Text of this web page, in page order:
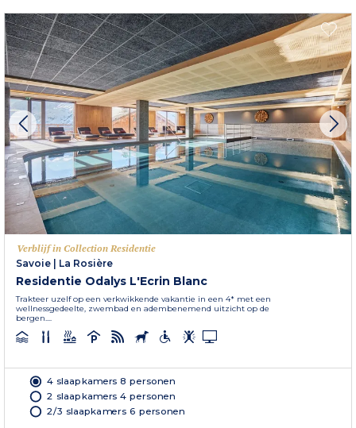
Verblijf in Collection Residentie
Savoie
La Rosière
Residentie Odalys L'Ecrin Blanc
Trakteer uzelf op een verkwikkende vakantie in een 4* met een
wellnessgedeelte, zwembad en adembenemend uitzicht op de
bergen....
4 slaapkamers 8 personen
2 slaapkamers 4 personen
2/3 slaapkamers 6 personen